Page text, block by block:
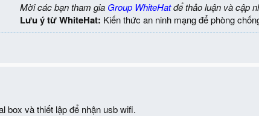
Mời các bạn tham gia Group WhiteHatđể thảo luận và cập
Lưu ý từ WhiteHat: Kiến thức an ninh mạng để phòng
box và thiết lập để nhận usb wifi.